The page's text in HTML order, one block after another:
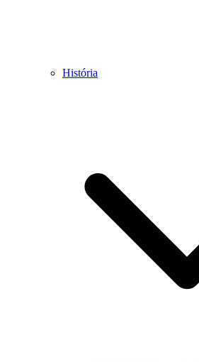
História